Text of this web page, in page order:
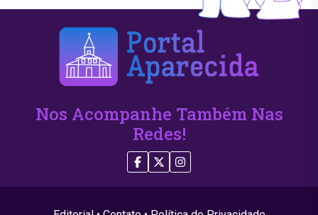
Nos Acompanhe Também Nas
Redes!